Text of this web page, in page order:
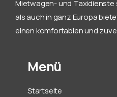
Mietwagen- und Taxidienste
als auch in ganz Europa
einen komfortablen und
Menü
Startseite